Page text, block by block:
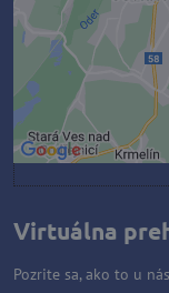
Povoliť a
druhom
Otvoriť
Virtuálna
Pozrite sa, ako to u